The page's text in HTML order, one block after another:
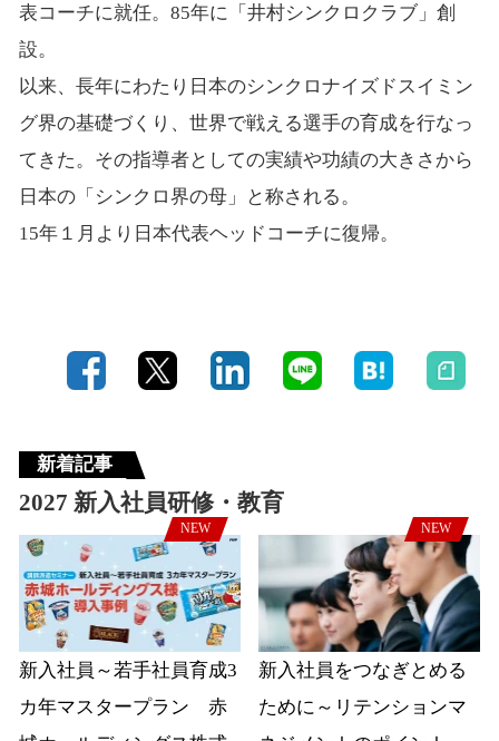
表コーチに就任。85年に「井村シンクロクラブ」創
設。
以来、長年にわたり日本のシンクロナイズドスイミン
グ界の基礎づくり、世界で戦える選手の育成を行なっ
てきた。その指導者としての実績や功績の大きさから
日本の「シンクロ界の母」と称される。
15年１月より日本代表ヘッドコーチに復帰。
新着記事
2027 新入社員研修・教育
NEW
新入社員～若手社員育成3
カ年マスタープラン 赤
NEW
新入社員をつなぎとめる
ために～リテンションマ